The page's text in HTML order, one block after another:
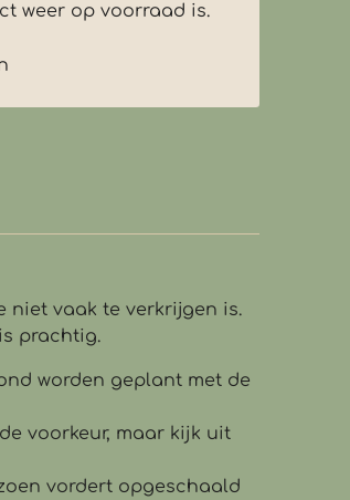
weer op voorraad is.
niet vaak te verkrijgen is.
prachtig.
worden geplant met de
voorkeur, maar kijk uit
vordert opgeschaald